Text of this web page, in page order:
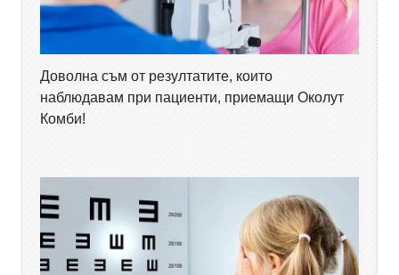
Доволна съм от резултатите, които
наблюдавам при пациенти, приемащи Околут
Комби!